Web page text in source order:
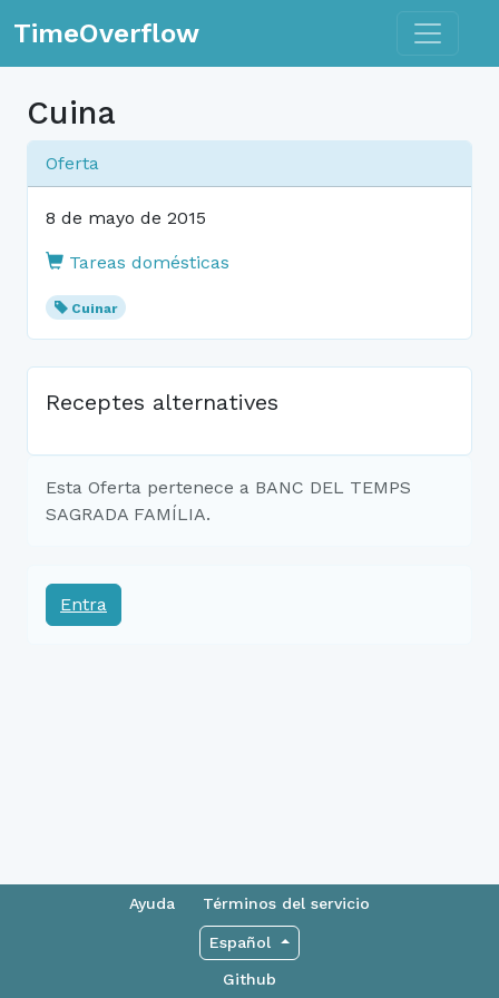
TimeOverflow Toggle
Cuina
Oferta
8 de mayo de 2015
Tareas domésticas
Cuinar
Receptes alternatives
Esta Oferta pertenece a BANC DEL TEMPS
SAGRADA FAMÍLIA.
Entra
Ayuda Términos del servicio
Español
Github